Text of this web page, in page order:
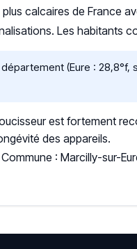
calcaires de France
Les habitants
(Eure :
est fortement
des appareils.
: Marcilly-sur-